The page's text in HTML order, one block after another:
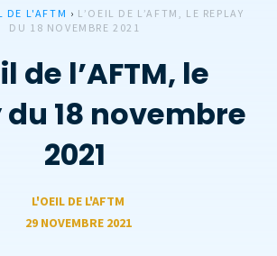
DE L'AFTM › L’OEIL DE L’AFTM, LE REPLAY
DU 18 NOVEMBRE 2021
de l’AFTM, le
18 novembre
2021
L'OEIL DE L'AFTM
29 NOVEMBRE 2021